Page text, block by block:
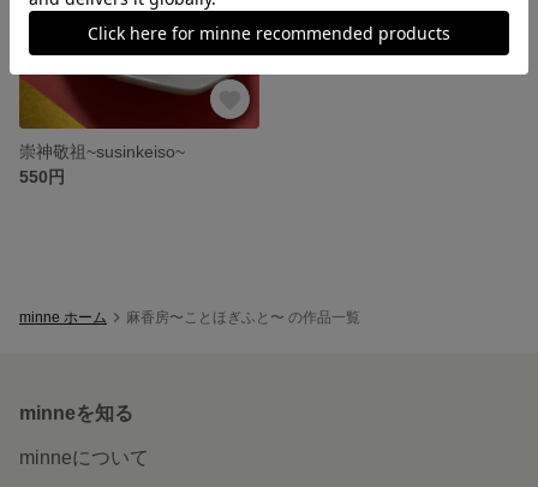
崇神敬祖~susinkeiso~
550円
minne ホーム 麻香房〜ことほぎふと〜 の作品一覧
minneを知る
minneについて